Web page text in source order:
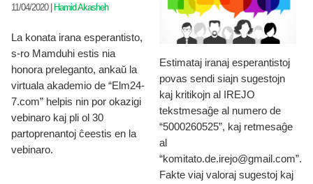
11/04/2020| Hamid Akasheh
La konata irana esperantisto,
s-ro Mamduhi estis nia
honora preleganto, ankaŭ la
virtuala akademio de “Elm24-
7.com” helpis nin por okazigi
vebinaro kaj pli ol 30
partoprenantoj ĉeestis en la
vebinaro.
Estimataj iranaj esperantistoj
povas sendi siajn sugestojn
kaj kritikojn al IREJO
tekstmesaĝe al numero de
“5000260525”, kaj retmesaĝe
al
“komitato.de.irejo@gmail.com”.
Fakte viaj valoraj sugestoj kaj